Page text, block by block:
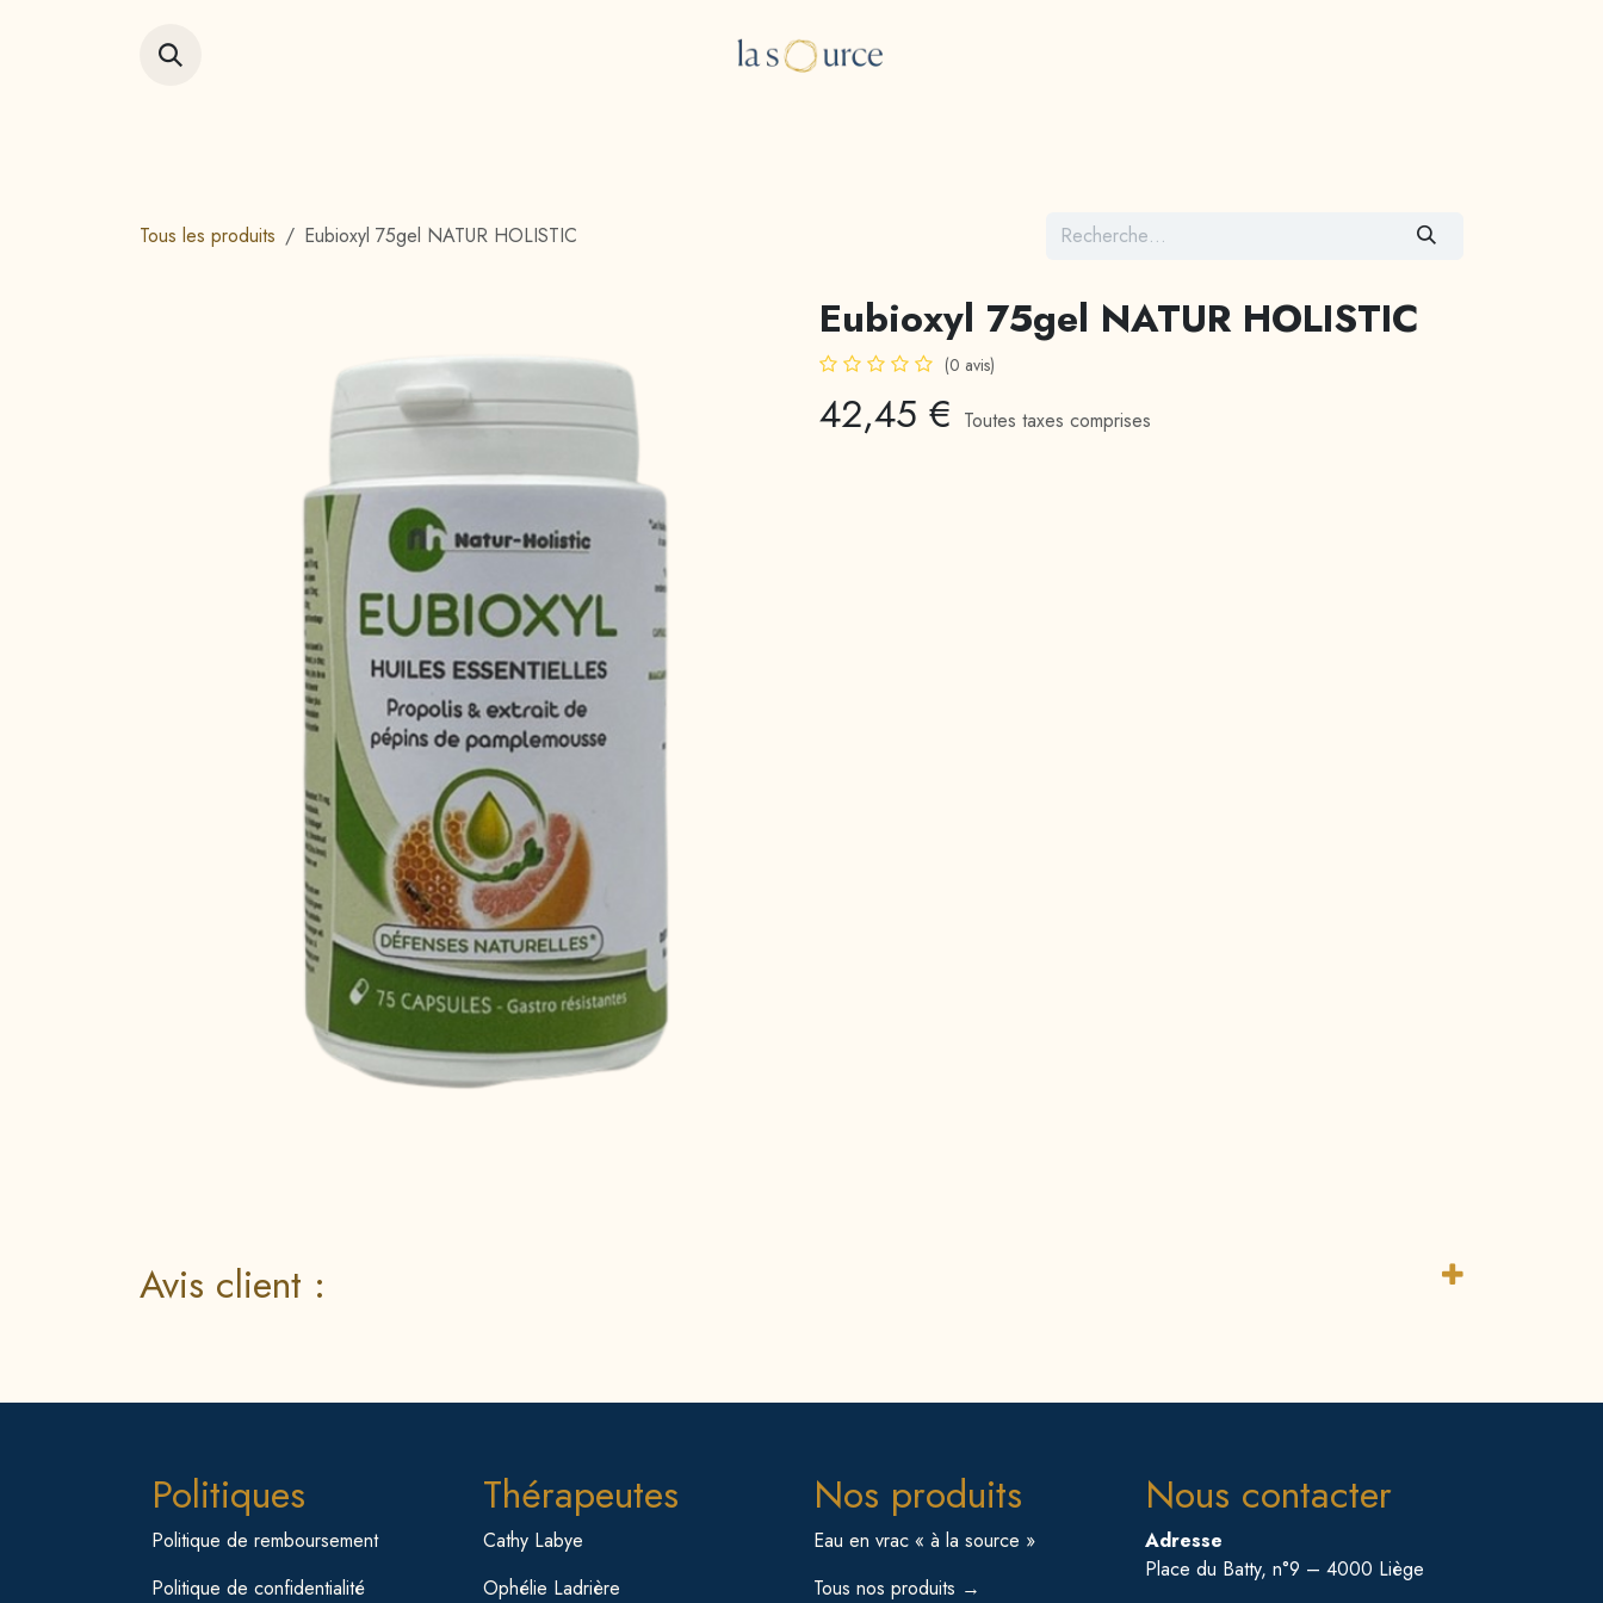
Tous les produits Eubioxyl 75gel NATUR HOLISTIC
Eubioxyl 75gel NATUR HOLISTIC
(0 avis)
42,45 € Toutes taxes comprises
Avis client :
Nous contacter
Adresse
Place du Batty, n°9 – 4000 Liège
Nos produits
Eau en vrac « à la source »
Tous nos produits →
Thérapeutes
Cathy Labye
Ophélie Ladrière
Politiques
Politique de remboursement
Politique de confidentialité